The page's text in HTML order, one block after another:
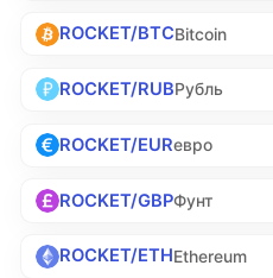
ROCKET/BTCBitcoin
ROCKET/RUBРубль
ROCKET/EURевро
ROCKET/GBPФунт
ROCKET/ETHEthereum